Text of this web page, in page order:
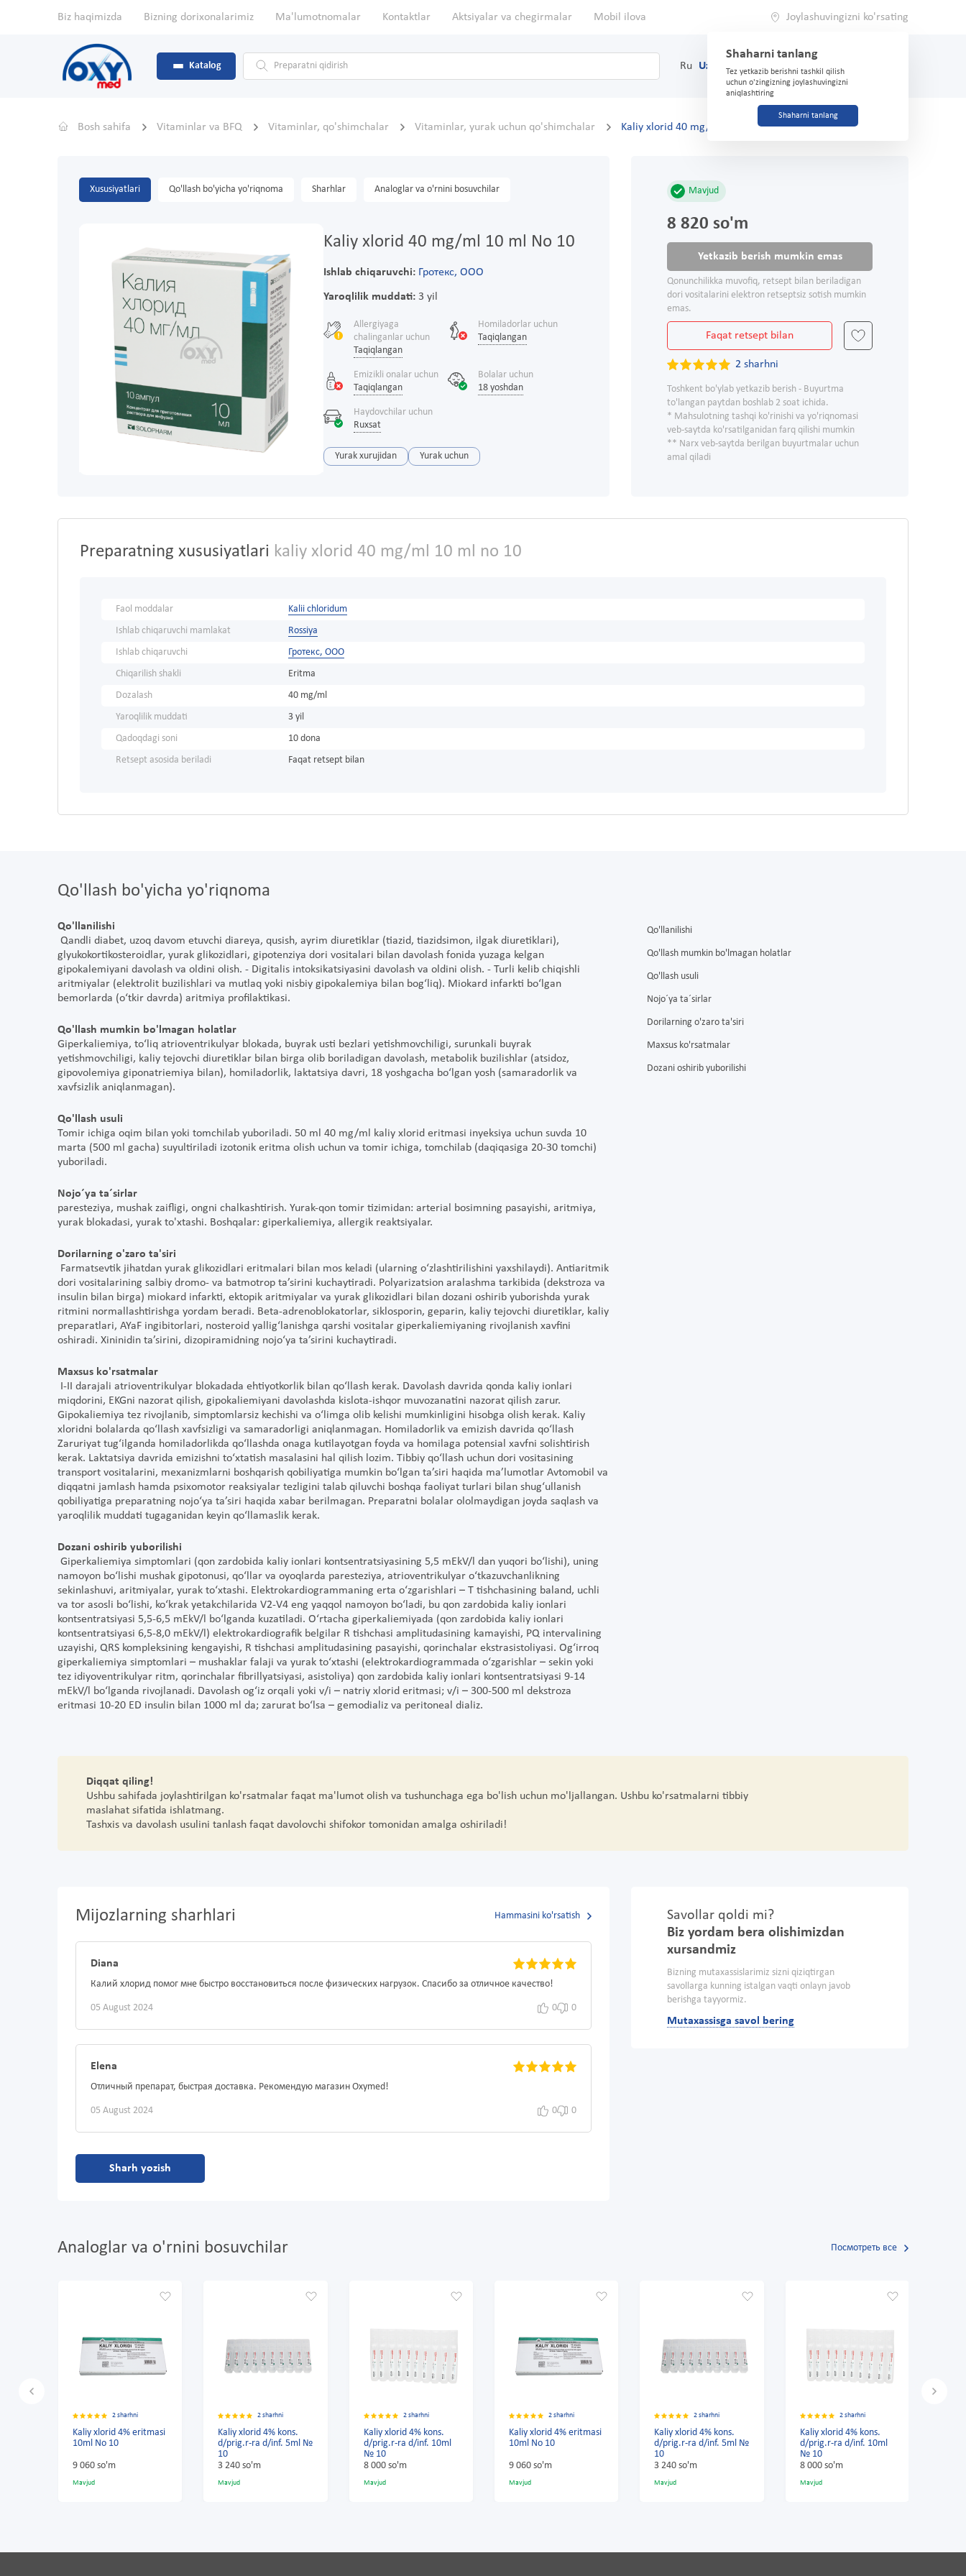
Biz haqimizda Bizning dorixonalarimiz Ma'lumotnomalar Kontaktlar Aktsiyalar va chegirmalar Mobil ilova Joylashuvingizni ko'rsating
Shaharni tanlang
Tez yetkazib berishni tashkil qilish
uchun o'zingizning joylashuvingizni
aniqlashtiring
Shaharni tanlang
Katalog Ru Uz (71) 200-03-03
Bosh sahifa Vitaminlar va BFQ Vitaminlar, qo'shimchalar Vitaminlar, yurak uchun qo'shimchalar Kaliy xlorid 40 mg/ml 10 ml No 10
Xususiyatlari Qo'llash bo'yicha yo'riqnoma Sharhlar Analoglar va o'rnini bosuvchilar
Kaliy xlorid 40 mg/ml 10 ml No 10
Ishlab chiqaruvchi: Гротекс, ООО
Yaroqlilik muddati:3 yil
Allergiyaga
chalinganlar uchun
Taqiqlangan
Homiladorlar uchun
Taqiqlangan
Emizikli onalar uchun
Taqiqlangan
Bolalar uchun
18 yoshdan
Haydovchilar uchun
Ruxsat
Yurak xurujidan Yurak uchun
Mavjud
8 820 so'm
Yetkazib berish mumkin emas
Qonunchilikka muvofiq, retsept bilan beriladigan
dori vositalarini elektron retseptsiz sotish mumkin
emas.
Faqat retsept bilan
2 sharhni
Toshkent bo'ylab yetkazib berish - Buyurtma
to'langan paytdan boshlab 2 soat ichida.
* Mahsulotning tashqi ko'rinishi va yo'riqnomasi
veb-saytda ko'rsatilganidan farq qilishi mumkin
** Narx veb-saytda berilgan buyurtmalar uchun
amal qiladi
Preparatning xususiyatlari kaliy xlorid 40 mg/ml 10 ml no 10
Faol moddalar
Kalii chloridum
Ishlab chiqaruvchi mamlakat
Rossiya
Ishlab chiqaruvchi
Гротекс, ООО
Chiqarilish shakli
Eritma
Dozalash
40 mg/ml
Yaroqlilik muddati
3 yil
Qadoqdagi soni
10 dona
Retsept asosida beriladi
Faqat retsept bilan
Qo'llash bo'yicha yo'riqnoma
Qo'llanilishi
Qandli diabet, uzoq davom etuvchi diareya, qusish, ayrim diuretiklar (tiazid, tiazidsimon, ilgak diuretiklari),
glyukokortikosteroidlar, yurak glikozidlari, gipotenziya dori vositalari bilan davolash fonida yuzaga kelgan
gipokalemiyani davolash va oldini olish. - Digitalis intoksikatsiyasini davolash va oldini olish. - Turli kelib chiqishli
aritmiyalar (elektrolit buzilishlari va mutlaq yoki nisbiy gipokalemiya bilan bog‘liq). Miokard infarkti bo‘lgan
bemorlarda (o‘tkir davrda) aritmiya profilaktikasi.
Qo'llash mumkin bo'lmagan holatlar
Giperkaliemiya, to‘liq atrioventrikulyar blokada, buyrak usti bezlari yetishmovchiligi, surunkali buyrak
yetishmovchiligi, kaliy tejovchi diuretiklar bilan birga olib boriladigan davolash, metabolik buzilishlar (atsidoz,
gipovolemiya giponatriemiya bilan), homiladorlik, laktatsiya davri, 18 yoshgacha bo‘lgan yosh (samaradorlik va
xavfsizlik aniqlanmagan).
Qo'llash usuli
Tomir ichiga oqim bilan yoki tomchilab yuboriladi. 50 ml 40 mg/ml kaliy xlorid eritmasi inyeksiya uchun suvda 10
marta (500 ml gacha) suyultiriladi izotonik eritma olish uchun va tomir ichiga, tomchilab (daqiqasiga 20-30 tomchi)
yuboriladi.
Nojo´ya ta´sirlar
paresteziya, mushak zaifligi, ongni chalkashtirish. Yurak-qon tomir tizimidan: arterial bosimning pasayishi, aritmiya,
yurak blokadasi, yurak to'xtashi. Boshqalar: giperkaliemiya, allergik reaktsiyalar.
Dorilarning o'zaro ta'siri
Farmatsevtik jihatdan yurak glikozidlari eritmalari bilan mos keladi (ularning o‘zlashtirilishini yaxshilaydi). Antiaritmik
dori vositalarining salbiy dromo- va batmotrop ta’sirini kuchaytiradi. Polyarizatsion aralashma tarkibida (dekstroza va
insulin bilan birga) miokard infarkti, ektopik aritmiyalar va yurak glikozidlari bilan dozani oshirib yuborishda yurak
ritmini normallashtirishga yordam beradi. Beta-adrenoblokatorlar, siklosporin, geparin, kaliy tejovchi diuretiklar, kaliy
preparatlari, AYaF ingibitorlari, nosteroid yallig‘lanishga qarshi vositalar giperkaliemiyaning rivojlanish xavfini
oshiradi. Xininidin ta’sirini, dizopiramidning nojo‘ya ta’sirini kuchaytiradi.
Maxsus ko'rsatmalar
I-II darajali atrioventrikulyar blokadada ehtiyotkorlik bilan qo‘llash kerak. Davolash davrida qonda kaliy ionlari
miqdorini, EKGni nazorat qilish, gipokaliemiyani davolashda kislota-ishqor muvozanatini nazorat qilish zarur.
Gipokaliemiya tez rivojlanib, simptomlarsiz kechishi va o‘limga olib kelishi mumkinligini hisobga olish kerak. Kaliy
xloridni bolalarda qo‘llash xavfsizligi va samaradorligi aniqlanmagan. Homiladorlik va emizish davrida qo‘llash
Zaruriyat tug‘ilganda homiladorlikda qo‘llashda onaga kutilayotgan foyda va homilaga potensial xavfni solishtirish
kerak. Laktatsiya davrida emizishni to‘xtatish masalasini hal qilish lozim. Tibbiy qo‘llash uchun dori vositasining
transport vositalarini, mexanizmlarni boshqarish qobiliyatiga mumkin bo‘lgan ta’siri haqida ma’lumotlar Avtomobil va
diqqatni jamlash hamda psixomotor reaksiyalar tezligini talab qiluvchi boshqa faoliyat turlari bilan shug‘ullanish
qobiliyatiga preparatning nojo‘ya ta’siri haqida xabar berilmagan. Preparatni bolalar ololmaydigan joyda saqlash va
yaroqlilik muddati tugaganidan keyin qo‘llamaslik kerak.
Dozani oshirib yuborilishi
Giperkaliemiya simptomlari (qon zardobida kaliy ionlari kontsentratsiyasining 5,5 mEkV/l dan yuqori bo‘lishi), uning
namoyon bo‘lishi mushak gipotonusi, qo‘llar va oyoqlarda paresteziya, atrioventrikulyar o‘tkazuvchanlikning
sekinlashuvi, aritmiyalar, yurak to‘xtashi. Elektrokardiogrammaning erta o‘zgarishlari – T tishchasining baland, uchli
va tor asosli bo‘lishi, ko‘krak yetakchilarida V2-V4 eng yaqqol namoyon bo‘ladi, bu qon zardobida kaliy ionlari
kontsentratsiyasi 5,5-6,5 mEkV/l bo‘lganda kuzatiladi. O‘rtacha giperkaliemiyada (qon zardobida kaliy ionlari
kontsentratsiyasi 6,5-8,0 mEkV/l) elektrokardiografik belgilar R tishchasi amplitudasining kamayishi, PQ intervalining
uzayishi, QRS kompleksining kengayishi, R tishchasi amplitudasining pasayishi, qorinchalar ekstrasistoliyasi. Og‘irroq
giperkaliemiya simptomlari – mushaklar falaji va yurak to‘xtashi (elektrokardiogrammada o‘zgarishlar – sekin yoki
tez idiyoventrikulyar ritm, qorinchalar fibrillyatsiyasi, asistoliya) qon zardobida kaliy ionlari kontsentratsiyasi 9-14
mEkV/l bo‘lganda rivojlanadi. Davolash og‘iz orqali yoki v/i – natriy xlorid eritmasi; v/i – 300-500 ml dekstroza
eritmasi 10-20 ED insulin bilan 1000 ml da; zarurat bo‘lsa – gemodializ va peritoneal dializ.
Qo'llanilishi
Qo'llash mumkin bo'lmagan holatlar
Qo'llash usuli
Nojo´ya ta´sirlar
Dorilarning o'zaro ta'siri
Maxsus ko'rsatmalar
Dozani oshirib yuborilishi
Diqqat qiling!
Ushbu sahifada joylashtirilgan ko'rsatmalar faqat ma'lumot olish va tushunchaga ega bo'lish uchun mo'ljallangan. Ushbu ko'rsatmalarni tibbiy
maslahat sifatida ishlatmang.
Tashxis va davolash usulini tanlash faqat davolovchi shifokor tomonidan amalga oshiriladi!
Mijozlarning sharhlari Hammasini ko'rsatish
Diana
Калий хлорид помог мне быстро восстановиться после физических нагрузок. Спасибо за отличное качество!
05 August 2024 0 0
Elena
Отличный препарат, быстрая доставка. Рекомендую магазин Oxymed!
05 August 2024 0 0
Sharh yozish
Savollar qoldi mi?
Biz yordam bera olishimizdan
xursandmiz
Bizning mutaxassislarimiz sizni qiziqtirgan
savollarga kunning istalgan vaqti onlayn javob
berishga tayyormiz.
Mutaxassisga savol bering
Analoglar va o'rnini bosuvchilar Посмотреть все
2 sharhni
Kaliy xlorid 4% kons.
d/prig.r-ra d/inf. 5ml №
3 240 so'm
Mavjud
2 sharhni
Kaliy xlorid 4% kons.
d/prig.r-ra d/inf. 10ml
8 000 so'm
Mavjud
2 sharhni
Kaliy xlorid 4% eritmasi
10ml No 10
9 060 so'm
Mavjud
2 sharhni
Kaliy xlorid 4% kons.
d/prig.r-ra d/inf. 5ml №
3 240 so'm
Mavjud
2 sharhni
Kaliy xlorid 4% kons.
d/prig.r-ra d/inf. 10ml
8 000 so'm
Mavjud
2 sharhni
Kaliy xlorid 4% eritmasi
10ml No 10
9 060 so'm
Mavjud